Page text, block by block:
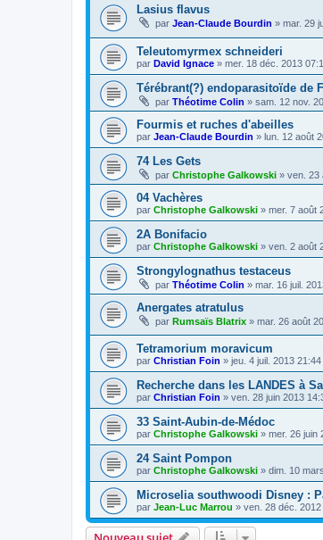
Lasius flavus
par Jean-Claude Bourdin » mar. 29
Teleutomyrmex schneideri
par David Ignace » mer. 18 déc. 2013
Térébrant(?) endoparasitoïde de
par Théotime Colin » sam. 12 nov.
Fourmis et ruches d'abeilles
par Jean-Claude Bourdin » lun. 12 août
74 Les Gets
par Christophe Galkowski » ven. 23
04 Vachères
par Christophe Galkowski » mer. 7 août
2A Bonifacio
par Christophe Galkowski » ven. 2 août
Strongylognathus testaceus
par Théotime Colin » mar. 16 juil.
Anergates atratulus
par Rumsaïs Blatrix » mar. 26 août
Tetramorium moravicum
par Christian Foin » jeu. 4 juil. 2013 21:44
Recherche dans les LANDES à
par Christian Foin » ven. 28 juin 2013
33 Saint-Aubin-de-Médoc
par Christophe Galkowski » mer. 26 juin
24 Saint Pompon
par Christophe Galkowski » dim. 10
Microselia southwoodi Disney :
par Jean-Luc Marrou » ven. 28 déc. 2012